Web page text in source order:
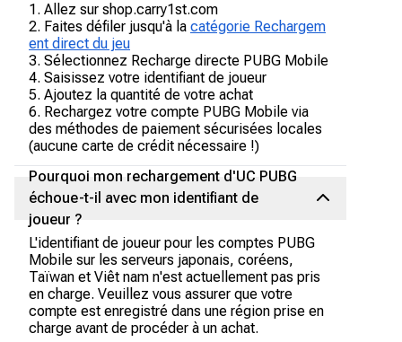
1. Allez sur shop.carry1st.com
2. Faites défiler jusqu'à la catégorie Rechargem
ent direct du jeu
3. Sélectionnez Recharge directe PUBG Mobile
4. Saisissez votre identifiant de joueur
5. Ajoutez la quantité de votre achat
6. Rechargez votre compte PUBG Mobile via
des méthodes de paiement sécurisées locales
(aucune carte de crédit nécessaire !)
Pourquoi mon rechargement d'UC PUBG
échoue-t-il avec mon identifiant de
joueur ?
L'identifiant de joueur pour les comptes PUBG
Mobile sur les serveurs japonais, coréens,
Taïwan et Viêt nam n'est actuellement pas pris
en charge. Veuillez vous assurer que votre
compte est enregistré dans une région prise en
charge avant de procéder à un achat.